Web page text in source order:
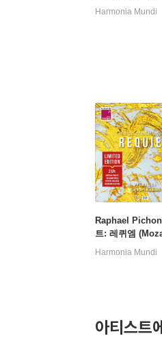
너: 라인강의 소
Harmonia Mundi
Raphael
트: 레퀴엠
Harmonia Mundi
아티스트